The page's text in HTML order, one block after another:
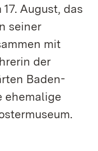
August, das
seiner
mit
der
Baden-
ehemalige